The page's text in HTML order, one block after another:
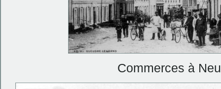
Commerces à